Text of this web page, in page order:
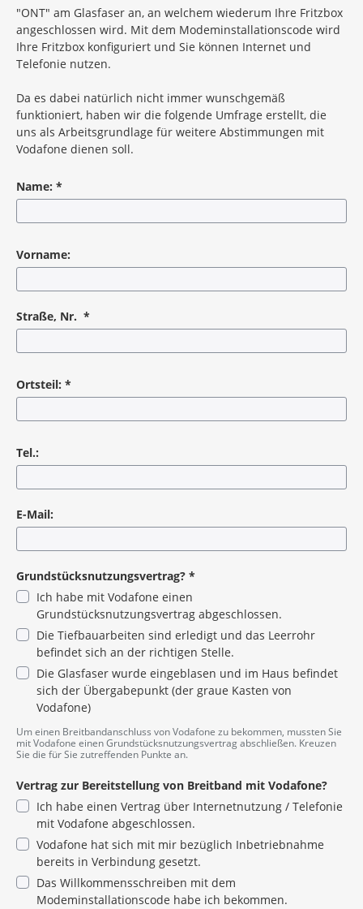
"ONT" am Glasfaser an, an welchem wiederum Ihre Fritzbox
angeschlossen wird. Mit dem Modeminstallationscode wird
Ihre Fritzbox konfiguriert und Sie können Internet und
Telefonie nutzen.
Da es dabei natürlich nicht immer wunschgemäß
funktioniert, haben wir die folgende Umfrage erstellt, die
uns als Arbeitsgrundlage für weitere Abstimmungen mit
Vodafone dienen soll.
Name: *
Vorname:
Straße, Nr. *
Ortsteil: *
Tel.:
E-Mail:
Grundstücksnutzungsvertrag? *
Ich habe mit Vodafone einen
Grundstücksnutzungsvertrag abgeschlossen.
Die Tiefbauarbeiten sind erledigt und das Leerrohr
befindet sich an der richtigen Stelle.
Die Glasfaser wurde eingeblasen und im Haus befindet
sich der Übergabepunkt (der graue Kasten von
Vodafone)
Pflichtangabe
Um einen Breitbandanschluss von Vodafone zu bekommen, mussten Sie
mit Vodafone einen Grundstücksnutzungsvertrag abschließen. Kreuzen
Sie die für Sie zutreffenden Punkte an.
Vertrag zur Bereitstellung von Breitband mit Vodafone?
Ich habe einen Vertrag über Internetnutzung / Telefonie
mit Vodafone abgeschlossen.
Vodafone hat sich mit mir bezüglich Inbetriebnahme
bereits in Verbindung gesetzt.
Das Willkommensschreiben mit dem
Modeminstallationscode habe ich bekommen.